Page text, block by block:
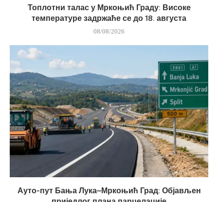
Топлотни талас у Мркоњић Граду: Високе
температуре задржаће се до 18. августа
08/08/2026
Ауто-пут Бања Лука–Мркоњић Град: Објављен